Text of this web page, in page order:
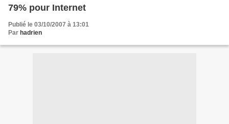
79% pour Internet
Publié le 03/10/2007 à 13:01
Par hadrien